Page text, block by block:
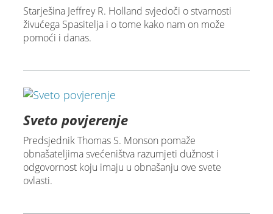
Starješina Jeffrey R. Holland svjedoči o stvarnosti
živućega Spasitelja i o tome kako nam on može
pomoći i danas.
Sveto povjerenje
Predsjednik Thomas S. Monson pomaže
obnašateljima svećeništva razumjeti dužnost i
odgovornost koju imaju u obnašanju ove svete
ovlasti.